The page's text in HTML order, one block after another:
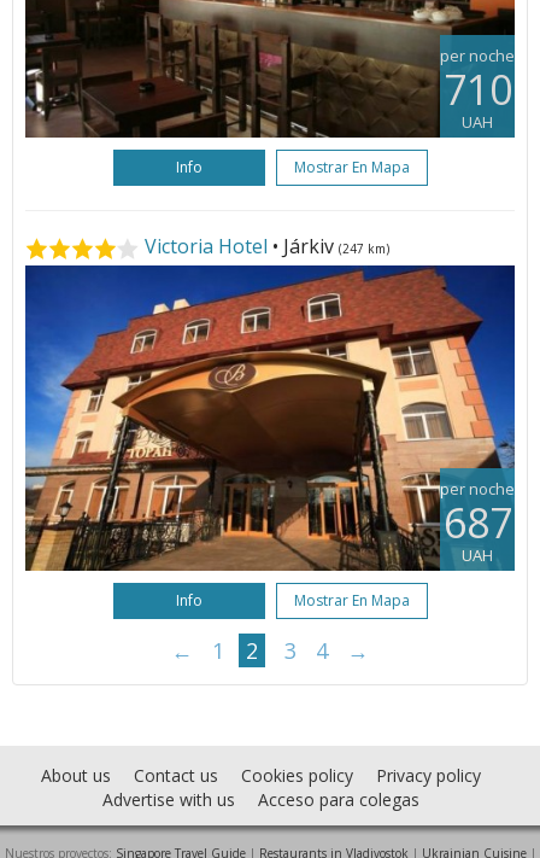
per noche
710
UAH
Info Mostrar En Mapa
Victoria Hotel • Járkiv (247 km)
per noche
687
UAH
Info Mostrar En Mapa
← 1 2 3 4 →
About us Contact us Cookies policy
Privacy policy
Advertise with us
Acceso para colegas
Nuestros proyectos: Singapore Travel Guide| Restaurants in Vladivostok | Ukrainian Cuisine|